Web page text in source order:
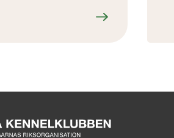
Läs mer
och